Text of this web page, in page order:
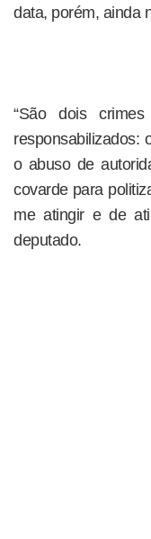
data, porém, ainda
“São dois
responsabilizados:
o abuso de
covarde para
me atingir e de
deputado.